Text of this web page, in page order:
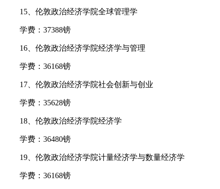
15、伦敦政治经济学院全球管理学
学费：37388镑
16、伦敦政治经济学院经济学与管理
学费：36168镑
17、伦敦政治经济学院社会创新与创业
学费：35628镑
18、伦敦政治经济学院经济学
学费：36480镑
19、伦敦政治经济学院计量经济学与数量经济学
学费：36168镑